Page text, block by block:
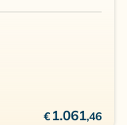
€ 1.061,46